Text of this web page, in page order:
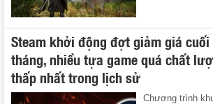
Steam khởi động đợt giảm giá cuối
tháng, nhiều tựa game quá chất
thấp nhất trong lịch sử
Chương trình